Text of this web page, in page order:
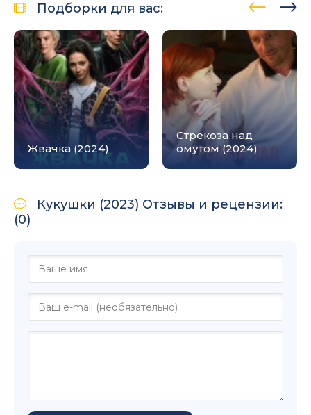
Подборки для вас:
Жвачка (2024)
Стрекоза над
омутом (2024)
Кукушки (2023) Отзывы и рецензии:
(0)